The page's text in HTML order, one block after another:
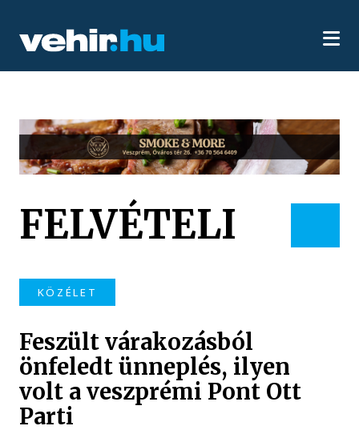
FELVÉTELI
KÖZÉLET
Feszült várakozásból
önfeledt ünneplés, ilyen
volt a veszprémi Pont Ott
Parti